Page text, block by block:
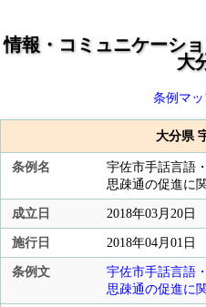
情報・コミュニケーシ
大
条例マ
大分県
条例名
宇佐市手話言語
思疎通の促進に
成立日 2018年03月20日
施行日 2018年04月01日
条例文
宇佐市手話言語
思疎通の促進に